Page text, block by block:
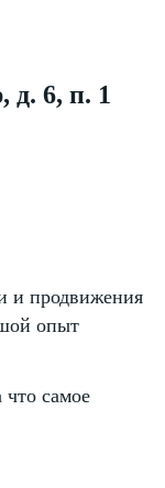
д. 6, п. 1
и продвижения
опыт
что самое